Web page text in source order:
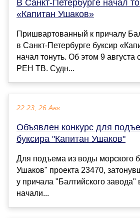
В Санкт-Петербурге начал
«Капитан Ушаков»
Пришвартованный к причалу
в Санкт-Петербурге буксир
начал тонуть. Об этом 9 августа
РЕН ТВ. Судн...
22:23, 26 Авг
Объявлен конкурс для
буксира "Капитан Ушаков"
Для подъема из воды морского
Ушаков" проекта 23470,
у причала "Балтийского завода"
начали...